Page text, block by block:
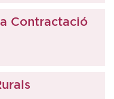
Contractació